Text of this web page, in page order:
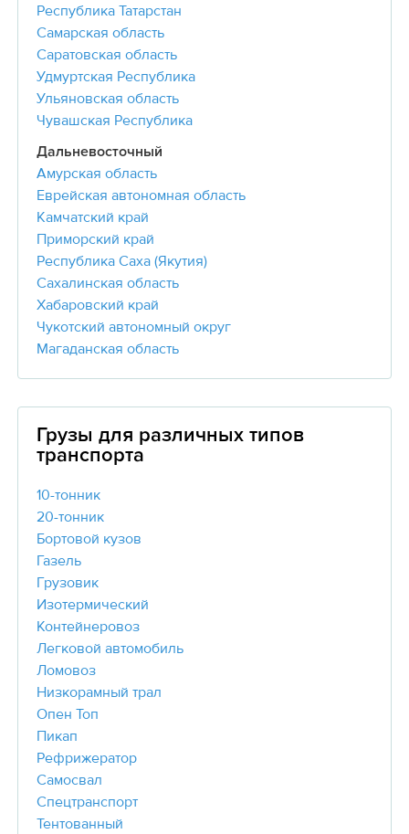
Республика Татарстан
Самарская область
Саратовская область
Удмуртская Республика
Ульяновская область
Чувашская Республика
Дальневосточный
Амурская область
Еврейская автономная область
Камчатский край
Приморский край
Республика Саха (Якутия)
Сахалинская область
Хабаровский край
Чукотский автономный округ
Магаданская область
Грузы для различных типов
транспорта
10-тонник
20-тонник
Бортовой кузов
Газель
Грузовик
Изотермический
Контейнеровоз
Легковой автомобиль
Ломовоз
Низкорамный трал
Опен Топ
Пикап
Рефрижератор
Самосвал
Спецтранспорт
Тентованный